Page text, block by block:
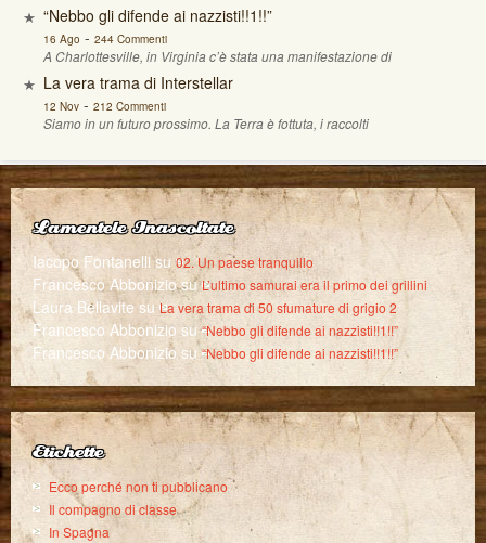
“Nebbo gli difende ai nazzisti!!1!!”
16 Ago - 244 Commenti
A Charlottesville, in Virginia c’è stata una manifestazione di
La vera trama di Interstellar
12 Nov- 212 Commenti
Siamo in un futuro prossimo. La Terra è fottuta, i raccolti
Lamentele Inascoltate
Iacopo Fontanellisu02. Un paese tranquillo
Francesco AbboniziosuL’ultimo samurai era il primo dei grillini
Laura Bellavite su La vera trama di 50 sfumature di grigio 2
Francesco Abbonizio su“Nebbo gli difende ai nazzisti!!1!!”
Francesco Abbonizio su“Nebbo gli difende ai nazzisti!!1!!”
Etichette
Ecco perché non ti pubblicano
Il compagno di classe
In Spagna